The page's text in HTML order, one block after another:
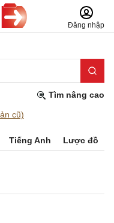
Đăng nhập
Tìm nâng cao
cũ)
Tiếng Anh Lược đồ